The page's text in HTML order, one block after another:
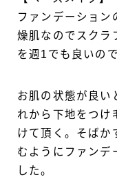
ファンデーション
燥肌なのでスクラ
を週1でも良いの
お肌の状態が良い
れから下地をつけ
けて頂く。そばか
むようにファンデ
した。